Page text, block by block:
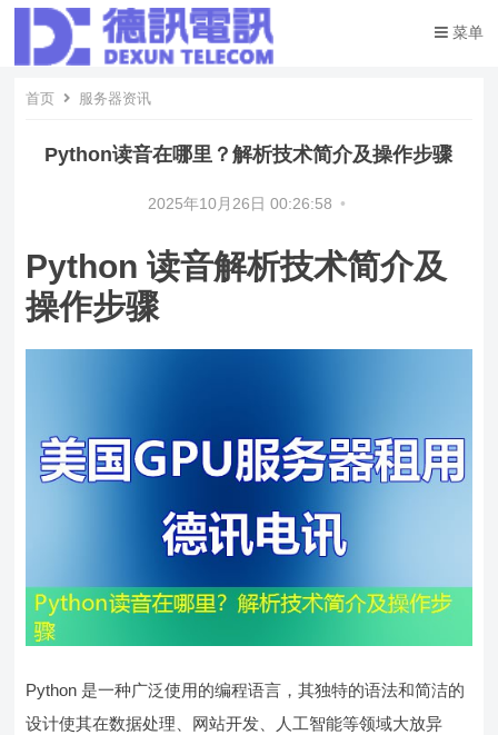
菜单
首页 服务器资讯
Python读音在哪里？解析技术简介及操作步骤
2025年10月26日 00:26:58 •
Python 读音解析技术简介及
操作步骤
Python 是一种广泛使用的编程语言，其独特的语法和简洁的
设计使其在数据处理、网站开发、人工智能等领域大放异